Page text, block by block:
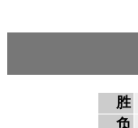
胜
负